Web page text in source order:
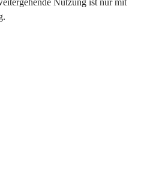
Nutzung ist nur mit